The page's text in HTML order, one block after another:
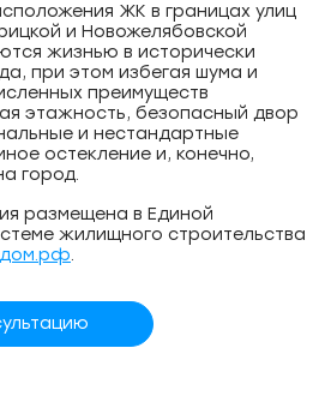
ЖК в границах улиц
и Новожелябовской
жизнью в исторически
при этом избегая шума и
преимуществ
этажность, безопасный двор
и нестандартные
остекление и, конечно,
город.
размещена в Единой
жилищного строительства
.